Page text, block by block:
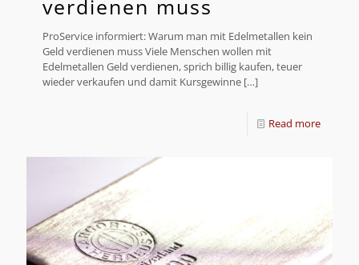
verdienen muss
ProService informiert: Warum man mit Edelmetallen kein
Geld verdienen muss Viele Menschen wollen mit
Edelmetallen Geld verdienen, sprich billig kaufen, teuer
wieder verkaufen und damit Kursgewinne […]
Read more